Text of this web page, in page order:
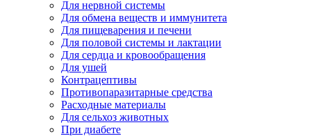
Для нервной системы
Для обмена веществ и иммунитета
Для пищеварения и печени
Для половой системы и лактации
Для сердца и кровообращения
Для ушей
Контрацептивы
Противопаразитарные средства
Расходные материалы
Для сельхоз животных
При диабете